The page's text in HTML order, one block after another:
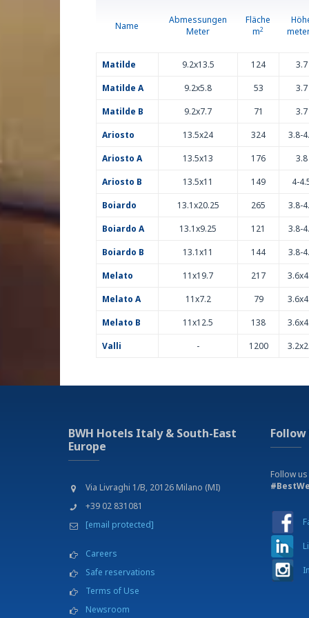
Name
Abmessungen
Meter
Fläche
m2
Matilde 9.2x13.5 124 3.7
Matilde A
9.2x5.8 53 3.7
Matilde B
9.2x7.7 71 3.7
Ariosto
13.5x24 324 3.8-
Ariosto A
13.5x13 176 3.8
Ariosto B
13.5x11 149 4-
Boiardo
13.1x20.25 265 3.8-
Boiardo A
13.1x9.25 121 3.8-
Boiardo B
13.1x11 144 3.8-
Melato
11x19.7 217
Melato A
11x7.2 79
Melato B
11x12.5 138
Valli
- 1200
BWH Hotels Italy & South-East
Europe
Via Livraghi 1/B, 20126 Milano (MI)
+39 02 831081
[email protected]
Careers
Safe reservations
Terms of Use
Newsroom
Follow
Follow